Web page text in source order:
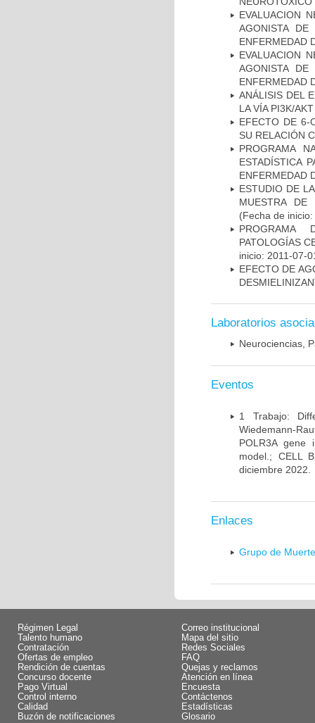
EVALUACION
AGONISTA
ENFERMEDAD
EVALUACION
AGONISTA
ENFERMEDAD
ANÁLISIS DEL
LA VÍA PI3K/
EFECTO DE 6-
SU RELACIÓN
PROGRAMA
ESTADÍSTICA
ENFERMEDAD
ESTUDIO DE
MUESTRA DE
(Fecha de
PROGRAMA
PATOLOGÍAS
inicio: 2011-07-
EFECTO DE
Laboratorios
Neurociencias,
Eventos
1 Trabajo:
Wiedemann-
POLR3A gene
model.; CELL
diciembre 2022.
Enlaces
Grupo de
Régimen Legal
Talento humano
Contratación
Ofertas de empleo
Rendición de cuentas
Concurso docente
Pago Virtual
Control interno
Calidad
Buzón de notificaciones
Correo institucional
Mapa del sitio
Redes Sociales
FAQ
Quejas y reclamos
Atención en línea
Encuesta
Contáctenos
Estadísticas
Glosario